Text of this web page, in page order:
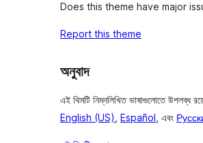
Does this theme have major
Report this theme
অনুবাদ
এই থিমটি নিম্নলিখিত ভাষাগুলোতে উপলব্ধ
English (US) Español , এবং